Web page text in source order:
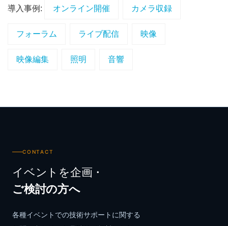
導入事例: オンライン開催 カメラ収録
フォーラム ライブ配信 映像
映像編集 照明 音響
CONTACT
イベントを企画・
ご検討の方へ
各種イベントでの技術サポートに関する